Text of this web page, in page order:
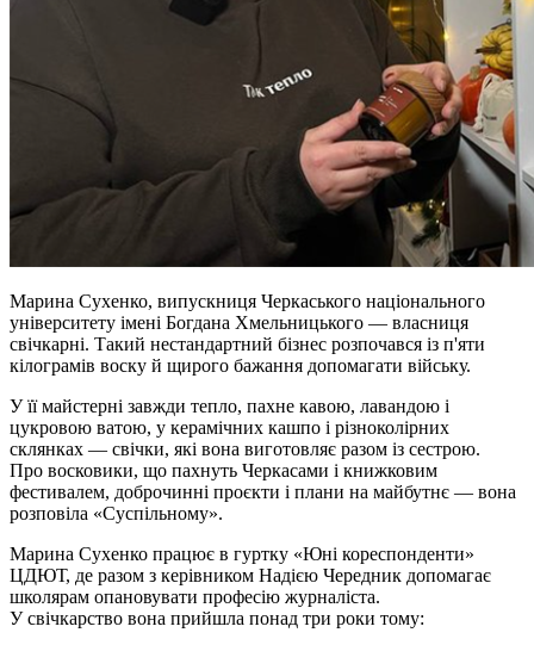
Марина Сухенко, випускниця Черкаського національного
університету імені Богдана Хмельницького — власниця
свічкарні. Такий нестандартний бізнес розпочався із п'яти
кілограмів воску й щирого бажання допомагати війську.
У її майстерні завжди тепло, пахне кавою, лавандою і
цукровою ватою, у керамічних кашпо і різноколірних
склянках — свічки, які вона виготовляє разом із сестрою.
Про восковики, що пахнуть Черкасами і книжковим
фестивалем, доброчинні проєкти і плани на майбутнє — вона
розповіла «Суспільному».
Марина Сухенко працює в гуртку «Юні кореспонденти»
ЦДЮТ, де разом з керівником Надією Чередник допомагає
школярам опановувати професію журналіста.
Усвічкарство вона прийшла понад три роки тому: